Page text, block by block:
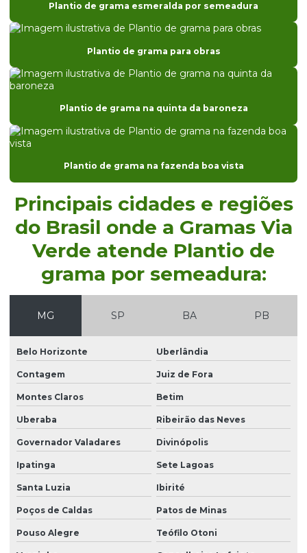
Distribuidor de grama bermuda em paraná
Distribuidor de grama bermuda em são paulo
Distribuidor de grama para campo de futebol
Distribuidor de grama para casa de praia em sp
Distribuidor de grama coreana
Distribuidor de grama coreana em sp
Distribuidor de grama entregue para obras
Distribuidor de grama entregue para obras em sp
Distribuidor de grama esmeralda
Distribuidor de grama esmeralda em paraná
Distribuidor de grama esmeralda em são paulo
Distribuidor de grama santo agostinho
Distribuidor de grama santo agostinho em são paulo
Distribuidor de grama são carlos
Distribuidor de grama são carlos em paraná
Distribuidor de grama são carlos em são paulo
Distribuidor de leiva de grama em sp
Distribuidor de plantio de grama
Distribuidor de plantio de grama em paraná
Plantio de grama esmeralda por semeadura
Plantio de grama para obras
Plantio de grama na quinta da baroneza
Plantio de grama na fazenda boa vista
Principais cidades e regiões
do Brasil onde a Gramas Via
Verde atende Plantio de
grama por semeadura:
MG SP BA PB
Belo Horizonte Uberlândia
Contagem Juiz de Fora
Montes Claros Betim
Uberaba Ribeirão das Neves
Governador Valadares Divinópolis
Ipatinga Sete Lagoas
Santa Luzia Ibirité
Poços de Caldas Patos de Minas
Pouso Alegre Teófilo Otoni